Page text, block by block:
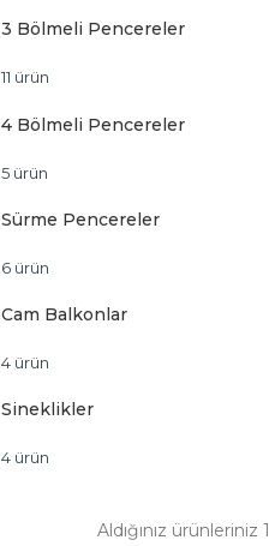
3 Bölmeli Pencereler
11 ürün
4 Bölmeli Pencereler
5 ürün
Sürme Pencereler
6 ürün
Cam Balkonlar
4 ürün
Sineklikler
4 ürün
Aldığınız